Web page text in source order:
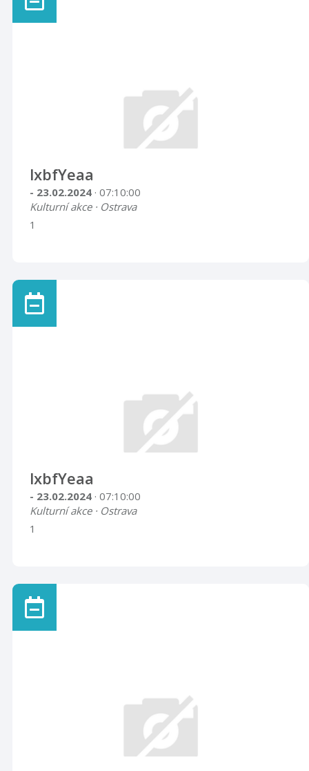
lxbfYeaa
- 23.02.2024 · 07:10:00
Kulturní akce · Ostrava
1
lxbfYeaa
- 23.02.2024 · 07:10:00
Kulturní akce · Ostrava
1